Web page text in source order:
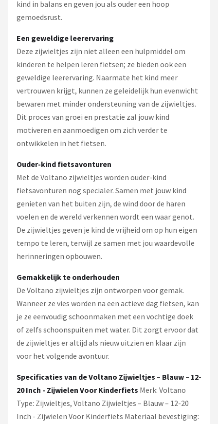
kind in balans en geven jou als ouder een hoop
gemoedsrust.
Een geweldige leerervaring
Deze zijwieltjes zijn niet alleen een hulpmiddel om
kinderen te helpen leren fietsen; ze bieden ook een
geweldige leerervaring. Naarmate het kind meer
vertrouwen krijgt, kunnen ze geleidelijk hun evenwicht
bewaren met minder ondersteuning van de zijwieltjes.
Dit proces van groei en prestatie zal jouw kind
motiveren en aanmoedigen om zich verder te
ontwikkelen in het fietsen.
Ouder-kind fietsavonturen
Met de Voltano zijwieltjes worden ouder-kind
fietsavonturen nog specialer. Samen met jouw kind
genieten van het buiten zijn, de wind door de haren
voelen en de wereld verkennen wordt een waar genot.
De zijwieltjes geven je kind de vrijheid om op hun eigen
tempo te leren, terwijl ze samen met jou waardevolle
herinneringen opbouwen.
Gemakkelijk te onderhouden
De Voltano zijwieltjes zijn ontworpen voor gemak.
Wanneer ze vies worden na een actieve dag fietsen, kan
je ze eenvoudig schoonmaken met een vochtige doek
of zelfs schoonspuiten met water. Dit zorgt ervoor dat
de zijwieltjes er altijd als nieuw uitzien en klaar zijn
voor het volgende avontuur.
Specificaties van de Voltano Zijwieltjes – Blauw – 12-
20 Inch - Zijwielen Voor Kinderfiets Merk: Voltano
Type: Zijwieltjes, Voltano Zijwieltjes – Blauw – 12-20
Inch - Zijwielen Voor Kinderfiets Materiaal bevestiging: